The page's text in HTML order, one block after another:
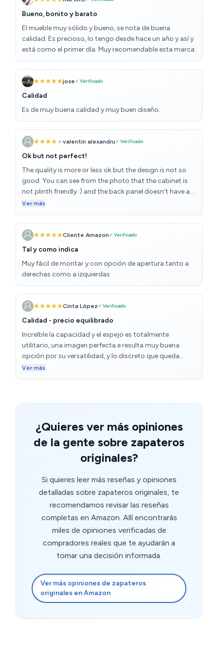
Bueno, bonito y barato
El mueble muy sólido y bueno, se nota de buena
calidad. Es precioso, lo tengo desde hace un año y así y
está como el primer día. Muy recomendable esta marca.
jose✓ Verificado
Calidad
Es de muy buena calidad y muy buen diseño.
valentin alexandru✓ Verificado
Ok but not perfect!
The quality is more or less ok but the design is not so
good. You can see from the photo that the cabinet is
not plinth friendly :) and the back panel doesn't have a
channel to fit inside the sides of the cabinets. But for
the money spent it's ok in my opinion.
Ver más
Cliente Amazon✓ Verificado
Tal y como indica
Muy fácil de montar y con opción de apertura tanto a
derechas como a izquierdas
Cinta López✓ Verificado
Calidad - precio equilibrado
Increíble la capacidad y el espejo es totalmente
utilitario, una imagen perfecta.e resulta muy buena
opción por su versatilidad, y lo discreto que queda
detrás de una puerta, no sé aprecia, y sin embargo tiene
varias utilidadades sin añadir más muebles visualmente.
Ver más
¿Quieres ver más opiniones
de la gente sobre zapateros
originales?
Si quieres leer más reseñas y opiniones
detalladas sobre zapateros originales, te
recomendamos revisar las reseñas
completas en Amazon. Allí encontrarás
miles de opiniones verificadas de
compradores reales que te ayudarán a
tomar una decisión informada.
Ver más opiniones de zapateros
originales en Amazon